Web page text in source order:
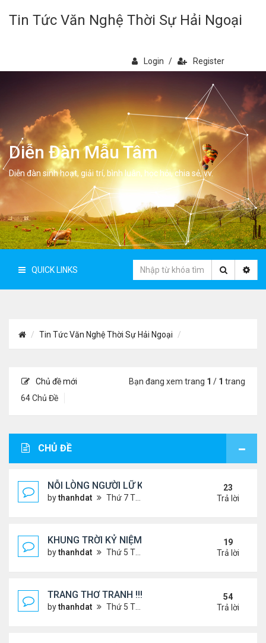
Tin Tức Văn Nghệ Thời Sự Hải Ngoại
Login / Register
Diễn Đàn Mẫu Tâm
Diễn đàn sinh hoạt, giải trí, bình luân, học hỏi, chia sẻ, vv.
QUICK LINKS
Tin Tức Văn Nghệ Thời Sự Hải Ngoại
Chủ đề mới
64 Chủ Đề
Bạn đang xem trang 1 / 1 trang
CHỦ ĐỀ
NỖI LÒNG NGƯỜI LỮ KHÁCH !!!
bythanhdat Thứ 7 Tháng 6 29, 2024 5:28 pm
23
Trả lời
KHUNG TRỜI KỶ NIỆM !
bythanhdat Thứ 5 Tháng 6 27, 2024 9:56 am
19
Trả lời
TRANG THƠ TRANH !!!
bythanhdat Thứ 5 Tháng 6 27, 2024 3:38 pm
54
Trả lời